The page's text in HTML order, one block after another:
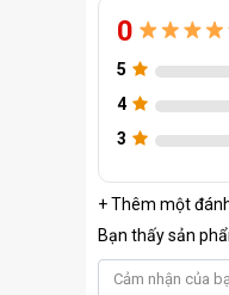
0
5
4
3
+ Thêm một
Bạn thấy sản